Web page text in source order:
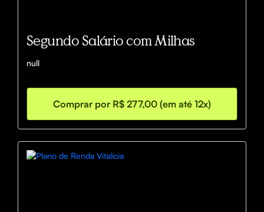
Segundo Salário com Milhas
null
Comprar por R$ 277,00 (em até 12x)